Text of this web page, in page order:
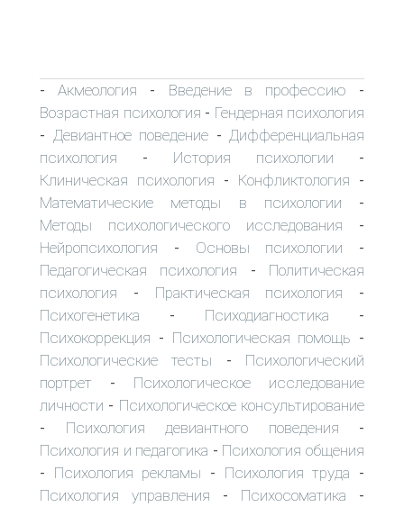
-Акмеология - Введение в профессию -
Возрастная психология - Гендерная психология
- Девиантное поведение - Дифференциальная
психология - История психологии -
Клиническая психология - Конфликтология -
Математические методы в психологии -
Методы психологического исследования -
Нейропсихология - Основы психологии -
Педагогическая психология - Политическая
психология - Практическая психология -
Психогенетика - Психодиагностика -
Психокоррекция - Психологическая помощь -
Психологические тесты - Психологический
портрет - Психологическое исследование
личности - Психологическое консультирование
- Психология девиантного поведения -
Психология и педагогика - Психология общения
- Психология рекламы - Психология труда -
Психология управления - Психосоматика -